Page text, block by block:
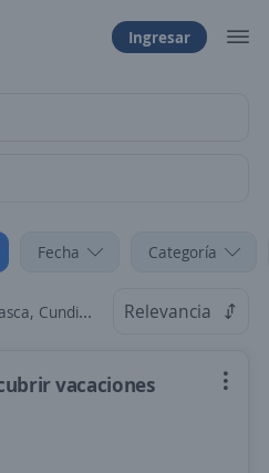
Ingresar
Fecha Categoría
Relevancia
vacaciones